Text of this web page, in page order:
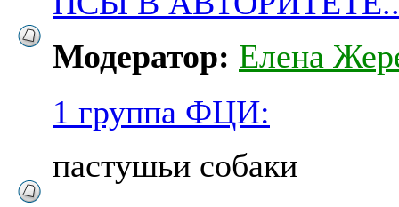
Модератор: Елена
1 группа ФЦИ:
пастушьи собаки